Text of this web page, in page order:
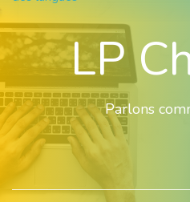
LP
Parlons